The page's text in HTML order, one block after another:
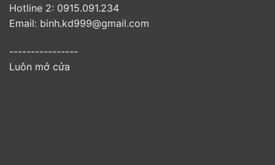
Hotline 2: 0915.091.234
Email: binh.kd999@gmail.com
----------------
Luôn mở cửa